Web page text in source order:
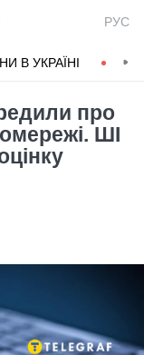
РУС
В УКРАЇНІ
про
ШІ